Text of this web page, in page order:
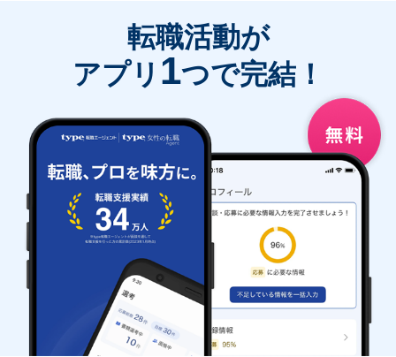
転職活動が
アプリ 1つで完結！